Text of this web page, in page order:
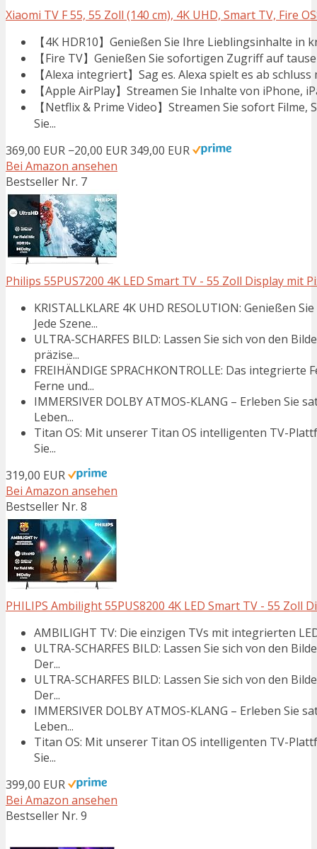
Xiaomi TV F 55, 55 Zoll (140 cm), 4K UHD, Smart TV, Fire
【4K HDR10】Genießen Sie Ihre Lieblingsinhalte
【Fire TV】Genießen Sie sofortigen Zugriff auf
【Alexa integriert】Sag es. Alexa spielt es ab
【Apple AirPlay】Streamen Sie Inhalte von iPhone,
【Netflix & Prime Video】Streamen Sie sofort
Sie...
369,00 EUR −20,00 EUR349,00 EUR
Bei Amazon ansehen
Bestseller Nr. 7
Philips 55PUS7200 4K LED Smart TV - 55 Zoll Display mit
KRISTALLKLARE 4K UHD RESOLUTION: Genießen
Jede Szene...
ULTRA-SCHARFES BILD: Lassen Sie sich von den
präzise...
FREIHÄNDIGE SPRACHKONTROLLE: Das
Ferne und...
IMMERSIVER DOLBY ATMOS-KLANG – Erleben
Leben...
Titan OS: Mit unserer Titan OS intelligenten TV-
Sie...
319,00 EUR
Bei Amazon ansehen
Bestseller Nr. 8
PHILIPS Ambilight 55PUS8200 4K LED Smart TV - 55 Zoll
AMBILIGHT TV: Die einzigen TVs mit integrierten
ULTRA-SCHARFES BILD: Lassen Sie sich von den
Der...
ULTRA-SCHARFES BILD: Lassen Sie sich von den
Der...
IMMERSIVER DOLBY ATMOS-KLANG – Erleben
Leben...
Titan OS: Mit unserer Titan OS intelligenten TV-
Sie...
399,00 EUR
Bei Amazon ansehen
Bestseller Nr. 9